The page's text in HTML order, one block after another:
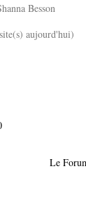
Besson
aujourd'hui)
Le